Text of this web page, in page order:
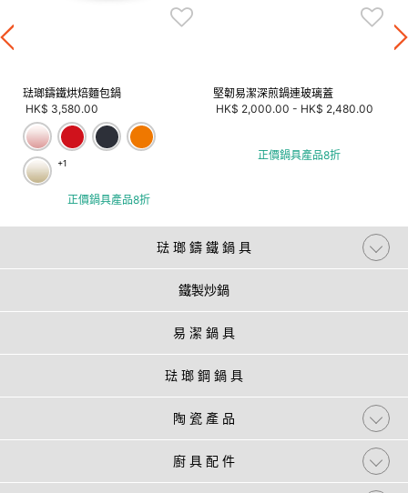
琺瑯鑄鐵烘焙麵包鍋
HK$ 3,580.00
+1
正價鍋具產品8折
堅韌易潔深煎鍋連玻璃蓋
HK$ 2,000.00 - HK$ 2,480.00
正價鍋具產品8折
琺 瑯 鑄 鐵 鍋 具
鐵製炒鍋
易 潔 鍋 具
琺 瑯 鋼 鍋 具
陶 瓷 產 品
廚 具 配 件